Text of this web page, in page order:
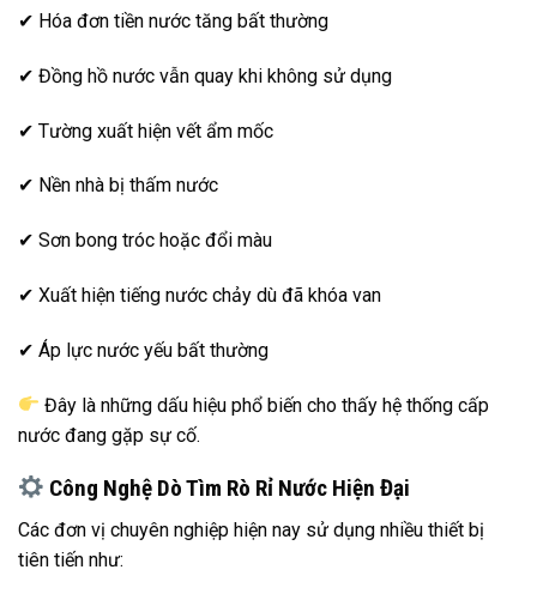
✔ Hóa đơn tiền nước tăng bất thường
✔ Đồng hồ nước vẫn quay khi không sử dụng
✔ Tường xuất hiện vết ẩm mốc
✔ Nền nhà bị thấm nước
✔ Sơn bong tróc hoặc đổi màu
✔ Xuất hiện tiếng nước chảy dù đã khóa van
✔ Áp lực nước yếu bất thường
Đây là những dấu hiệu phổ biến cho thấy hệ thống cấp
nước đang gặp sự cố.
Công Nghệ Dò Tìm Rò Rỉ Nước Hiện Đại
Các đơn vị chuyên nghiệp hiện nay sử dụng nhiều thiết bị
tiên tiến như: